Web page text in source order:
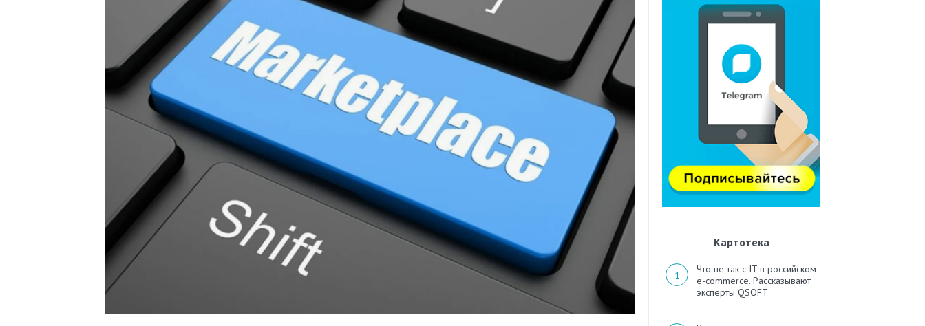
Картотека
Что не так с IT в российском
e-commerce. Рассказывают
эксперты QSOFT